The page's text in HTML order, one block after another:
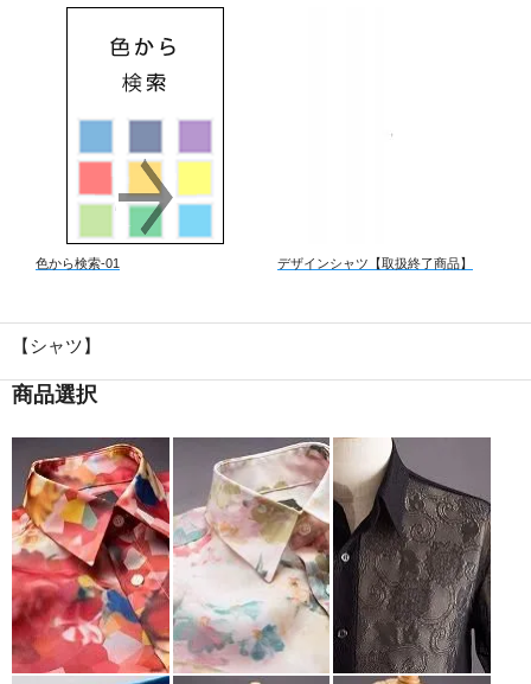
色から検索-01 デザインシャツ【取扱終了商品】
【シャツ】
商品選択